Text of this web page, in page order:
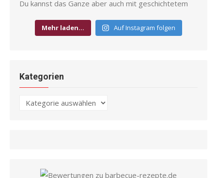
Mehr laden… Auf Instagram folgen
Kategorien
Kategorien